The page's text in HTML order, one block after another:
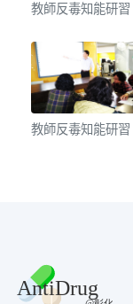
教師反毒知能研習
教師反毒知能研習